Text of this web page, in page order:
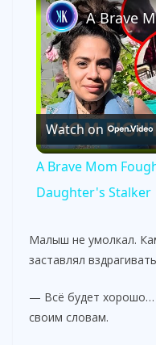
Watch on
A Brave Mom
Daughter's Stalker
Малыш не умолкал.
заставлял
— Всё будет
своим словам.